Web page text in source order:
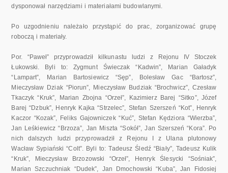
dysponował narzędziami i materiałami budowlanymi.
Po uzgodnieniu należało przystąpić do prac, zorganizować grupę
roboczą i materiały.
Por. “Paweł” przyprowadził kilkunastu ludzi z Rejonu IV Stoczek
Łukowski. Byli to: Zygmunt Świeczak “Kadwin”, Marian Gaładyk
“Lampart”, Marian Bartosiewicz “Sęp”, Bolesław Gac “Bartosz”,
Mieczysław Dziak “Piorun”, Mieczysław Budziak “Brochwicz”, Czesław
Tkaczyk “Kruk”, Marian Zbojna “Orzeł”, Kazimierz Barej “Sitko”, Józef
Barej “Dzbuk”, Henryk Kajka “Strzelec”, Stefan Szerszeń “Kot”, Henryk
Kaczor “Kozak”, Feliks Gajowniczek “Kuć”, Stefan Kędziora “Wierzba”,
Jan Leśkiewicz “Brzoza”, Jan Miszta “Sokół”, Jan Szerszeń “Kora”. Po
nich dalszych ludzi przyprowadził z Rejonu I z Ulana plutonowy
Wacław Sypiański “Colt”. Byli to: Tadeusz Śledź “Biały”, Tadeusz Kulik
“Kruk”, Mieczysław Brzozowski “Orzeł”, Henryk Ślesycki “Sośniak”,
Marian Szczuchniak “Dudek”, Jan Dmochowski “Kuba”, Jan Fidosiej